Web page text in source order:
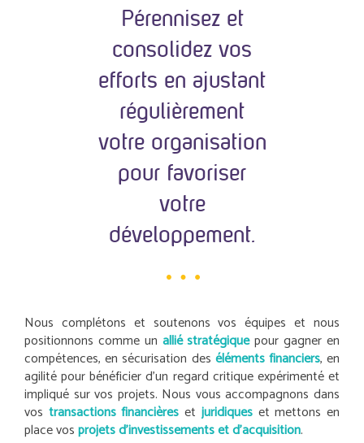
Pérennisez et
consolidez vos
efforts en ajustant
régulièrement
votre organisation
pour favoriser
votre
développement.
Nous complétons et soutenons vos équipes et nous
positionnons comme un allié stratégiquepour gagner en
compétences, en sécurisation des éléments financiers, en
agilité pour bénéficier d’un regard critique expérimenté et
impliqué sur vos projets. Nous vous accompagnons dans
vos transactions financièreset juridiques et mettons en
place vosprojets d’investissements et d’acquisition.